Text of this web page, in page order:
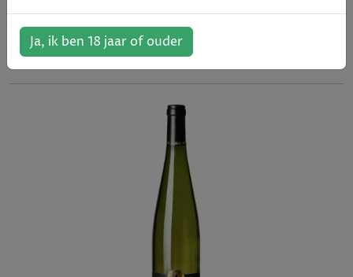
Aldeneyck Pinot Gris Barrique -
Maasvallei - wit - 2023 - 75cl
ArtikelNummer:109581
Ja, ik ben 18 jaar of ouder